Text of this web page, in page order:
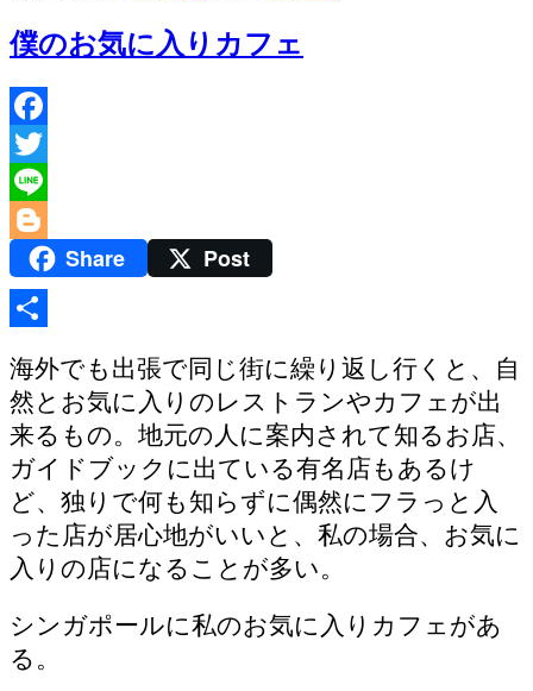
僕のお気に入りカフェ
Facebook
Twitter
Line
BloggerShare Post
有
海外でも出張で同じ街に繰り返し行くと、自
然とお気に入りのレストランやカフェが出
来るもの。地元の人に案内されて知るお店、
ガイドブックに出ている有名店もあるけ
ど、独りで何も知らずに偶然にフラっと入
った店が居心地がいいと、私の場合、お気に
入りの店になることが多い。
シンガポールに私のお気に入りカフェがあ
る。